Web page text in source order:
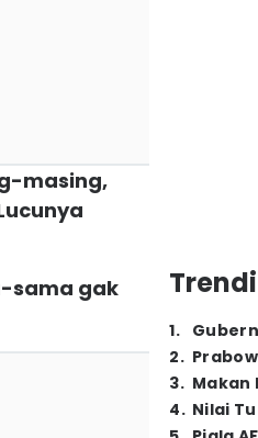
masing,
sama gak
1.
2.
3. Makan
4. Nilai